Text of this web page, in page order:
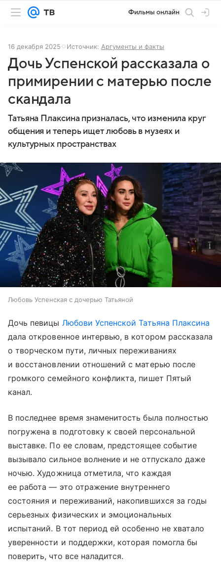
Фильмы онлайн
16 декабря 2025 Источник: Аргументы и факты
Дочь Успенской рассказала о
примирении с матерью после
скандала
Татьяна Плаксина призналась, что изменила круг
общения и теперь ищет любовь в музеях и
культурных пространствах
Любовь Успенская с дочерью Татьяной
Дочь певицы Любови Успенской Татьяна Плаксина
дала откровенное интервью, в котором рассказала
о творческом пути, личных переживаниях
и восстановлении отношений с матерью после
громкого семейного конфликта, пишет Пятый
канал.
В последнее время знаменитость была полностью
погружена в подготовку к своей персональной
выставке. По ее словам, предстоящее событие
вызывало сильное волнение и не отпускало даже
ночью. Художница отметила, что каждая
ее работа — это отражение внутреннего
состояния и переживаний, накопившихся за годы
серьезных физических и эмоциональных
испытаний. В тот период ей особенно не хватало
уверенности и поддержки, которая помогла бы
поверить, что все наладится.